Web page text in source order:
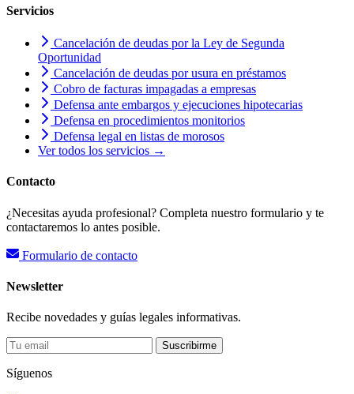
Servicios
Cancelación de deudas por la Ley de Segunda
Oportunidad
Cancelación de deudas por usura en préstamos
Cobro de facturas impagadas a empresas
Defensa ante embargos y ejecuciones hipotecarias
Defensa en procedimientos monitorios
Defensa legal en listas de morosos
Ver todos los servicios →
Contacto
¿Necesitas ayuda profesional? Completa nuestro formulario y te
contactaremos lo antes posible.
Formulario de contacto
Newsletter
Recibe novedades y guías legales informativas.
Suscribirme
Síguenos